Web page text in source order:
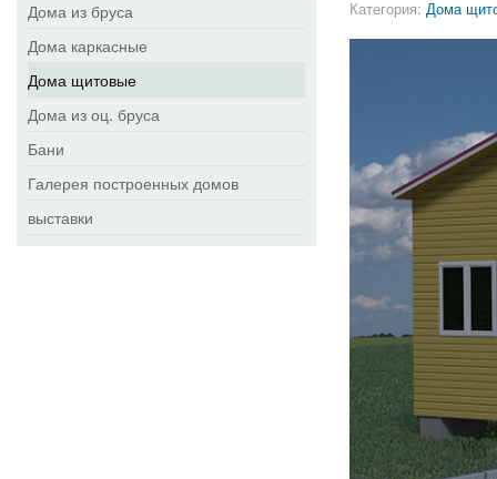
Категория: Дома
Дома из бруса
Дома каркасные
Дома щитовые
Дома из оц. бруса
Бани
Галерея построенных домов
выставки